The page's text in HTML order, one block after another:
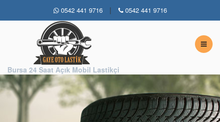
0542 441 9716 | 0542 441 9716
Bursa 24 Saat Açık Mobil Lastikçi